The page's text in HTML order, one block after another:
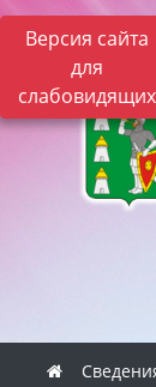
Версия сайта
для
слабовидящих